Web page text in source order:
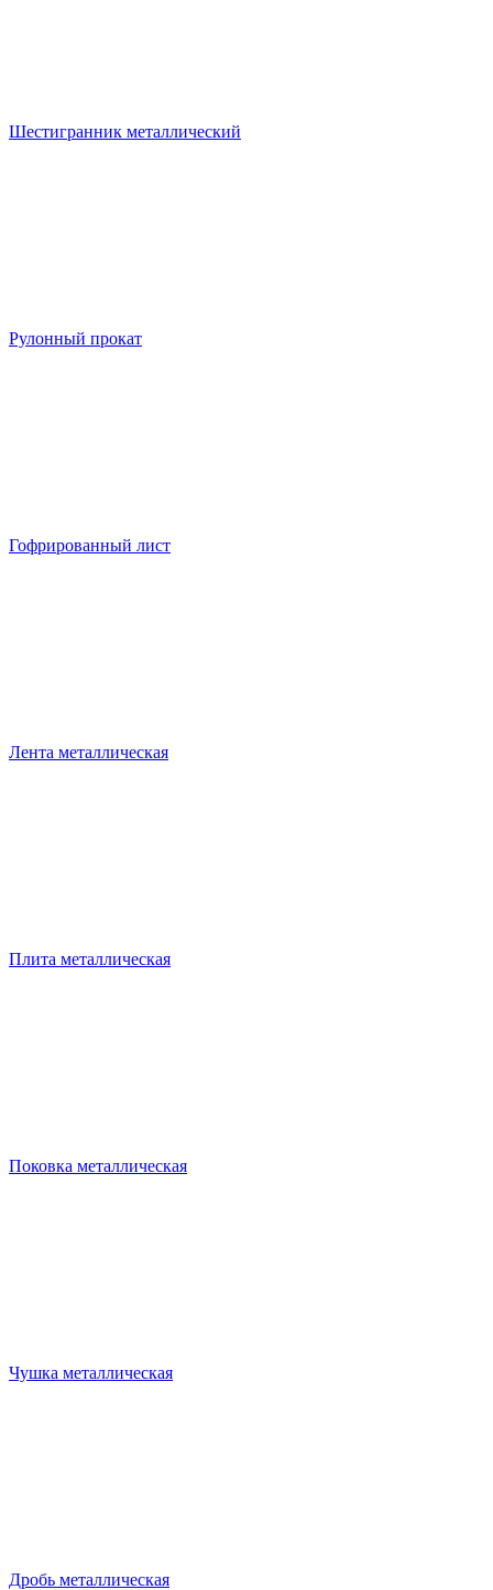
Шестигранник металлический
Рулонный прокат
Гофрированный лист
Лента металлическая
Плита металлическая
Поковка металлическая
Чушка металлическая
Дробь металлическая